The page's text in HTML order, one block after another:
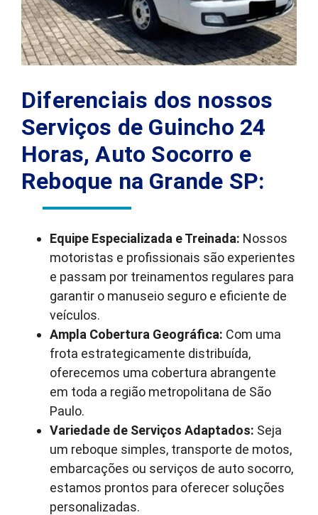
Diferenciais dos nossos
Serviços de Guincho 24
Horas, Auto Socorro e
Reboque na Grande SP:
Equipe Especializada e Treinada: Nossos
motoristas e profissionais são experientes
e passam por treinamentos regulares para
garantir o manuseio seguro e eficiente de
veículos.
Ampla Cobertura Geográfica: Com uma
frota estrategicamente distribuída,
oferecemos uma cobertura abrangente
em toda a região metropolitana de São
Paulo.
Variedade de Serviços Adaptados: Seja
um reboque simples, transporte de motos,
embarcações ou serviços de auto socorro,
estamos prontos para oferecer soluções
personalizadas.